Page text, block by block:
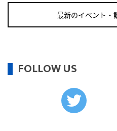
・世界アルツハイマー月間
・健康増進普及月間
・自殺予防週間
最新のイベント・
FOLLOW US